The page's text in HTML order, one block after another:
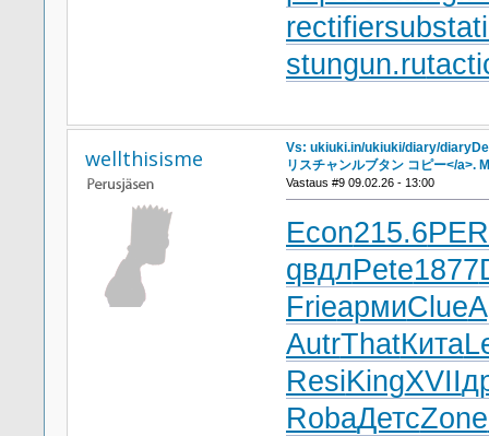
stungun.ru
wellthisisme
Vs: ukiuki.in/ukiuki/diary/
リスチャンルブタン コピー</a>.
Vastaus #9 09.02.26 - 13:00
Econ215.6
qвдлPete1877
FrieармиClue
AutrThatКита
ResiKingXVII
RobaДетсZone